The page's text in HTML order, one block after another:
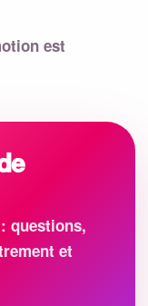
est
questions,
et